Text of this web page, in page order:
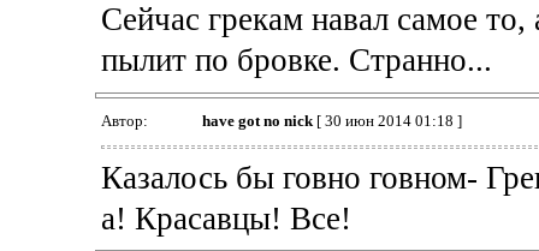
Сейчас грекам навал самое
пылит по бровке. Странно...
Автор: have got no nick[ 30 июн 2014 01:18 ]
Казалось бы говно говном-
а! Красавцы! Все!